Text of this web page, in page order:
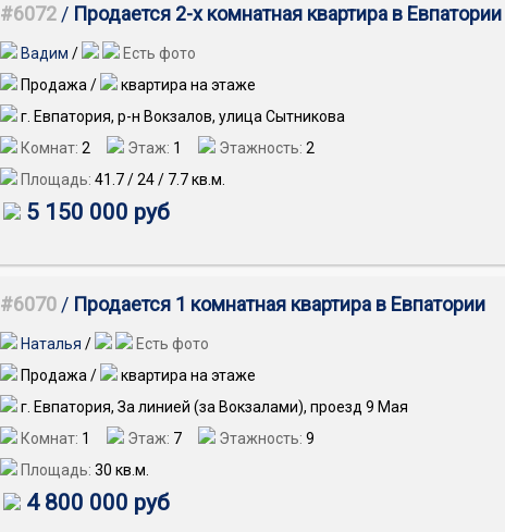
#6072 / Продается 2-х комнатная квартира в
Вадим /
Есть фото
Продажа /
квартира на этаже
г. Евпатория, р-н Вокзалов, улица Сытникова
Комнат: 2 Этаж: 1 Этажность: 2
Площадь: 41.7/24/ 7.7кв.м.
5 150 000 руб
#6070 / Продается 1 комнатная квартира в Евпатории
Наталья /
Есть фото
Продажа /
квартира на этаже
г. Евпатория, За линией (за Вокзалами), проезд 9 Мая
Комнат: 1 Этаж: 7 Этажность: 9
Площадь: 30 кв.м.
4 800 000 руб